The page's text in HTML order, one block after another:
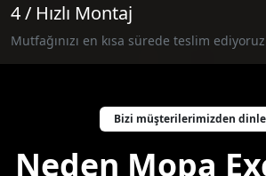
4 / Hızlı Montaj
Mutfağınızı en kısa sürede teslim
Bizi müşterilerimizden
Neden Mopa